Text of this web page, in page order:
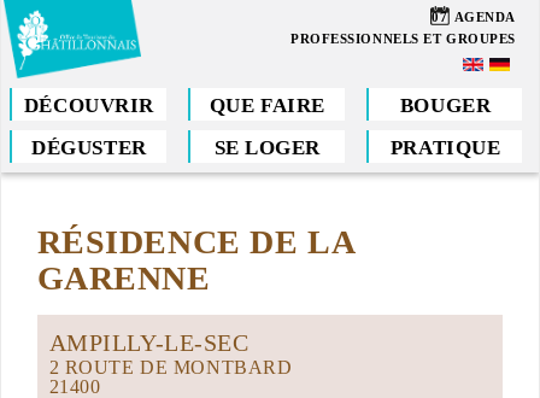
Aller
au
contenu
principal
07 AGENDA
PROFESSIONNELS ET GROUPES
DÉCOUVRIR QUE FAIRE
BOUGER
DÉGUSTER
SE LOGER PRATIQUE
Vous
RÉSIDENCE DE LA
GARENNE
AMPILLY-LE-SEC
2 ROUTE DE MONTBARD
21400